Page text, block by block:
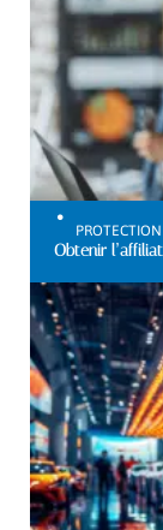
PROTECTION
Obtenir